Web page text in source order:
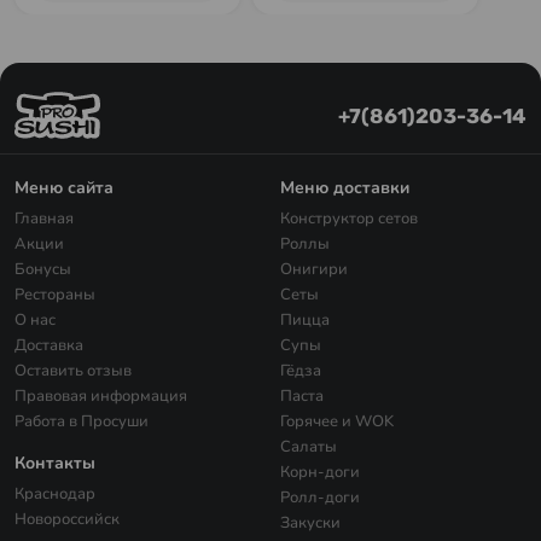
+7(861)203-36-14
Меню сайта
Главная
Акции
Бонусы
Рестораны
О нас
Доставка
Оставить отзыв
Правовая информация
Работа в Просуши
Контакты
Краснодар
Новороссийск
Меню доставки
Конструктор сетов
Роллы
Онигири
Сеты
Пицца
Супы
Гёдза
Паста
Горячее и WOK
Салаты
Корн-доги
Ролл-доги
Закуски